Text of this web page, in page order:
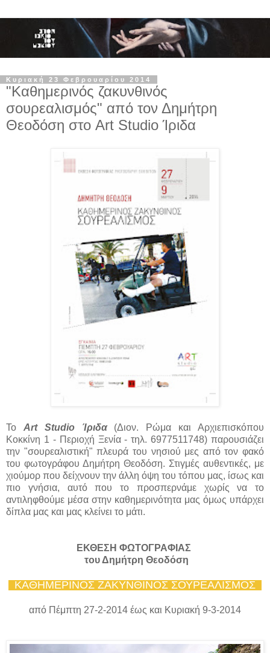
Κυριακή 23 Φεβρουαρίου 2014
"Καθημερινός ζακυνθινός
σουρεαλισμός" από τον Δημήτρη
Θεοδόση στο Art Studio Ίριδα
Το Art Studio Ίριδα(Διον. Ρώμα και Αρχιεπισκόπου
Κοκκίνη 1 - Περιοχή Ξενία - τηλ. 6977511748) παρουσιάζει
την "σουρεαλιστική" πλευρά του νησιού μες από τον φακό
του φωτογράφου Δημήτρη Θεοδόση. Στιγμές αυθεντικές, με
χιούμορ που δείχνουν την άλλη όψη του τόπου μας, ίσως και
πιο γνήσια, αυτό που το προσπερνάμε χωρίς να το
αντιληφθούμε μέσα στην καθημερινότητα μας όμως υπάρχει
δίπλα μας και μας κλείνει το μάτι.
ΕΚΘΕΣΗ ΦΩΤΟΓΡΑΦΙΑΣ
του Δημήτρη Θεοδόση
ΚΑΘΗΜΕΡΙΝΟΣ ΖΑΚΥΝΘΙΝΟΣ ΣΟΥΡΕΑΛΙΣΜΟΣ
από Πέμπτη 27-2-2014 έως και Κυριακή 9-3-2014